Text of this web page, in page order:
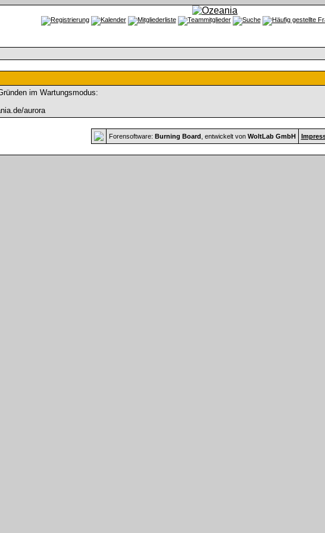
im Wartungsmodus:
aurora
Forensoftware: Burning Board , entwickelt von WoltLab GmbH